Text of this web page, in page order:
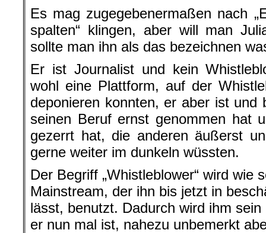
Es mag zugegebenermaßen nach
spalten“ klingen, aber will man
sollte man ihn als das bezeichnen
Er ist Journalist und kein
wohl eine Plattform, auf der
deponieren konnten, er aber ist und
seinen Beruf ernst genommen hat
gezerrt hat, die anderen äußerst
gerne weiter im dunkeln wüssten.
Der Begriff „Whistleblower“ wird wie
Mainstream, der ihn bis jetzt in
lässt, benutzt. Dadurch wird ihm
er nun mal ist, nahezu unbemerkt